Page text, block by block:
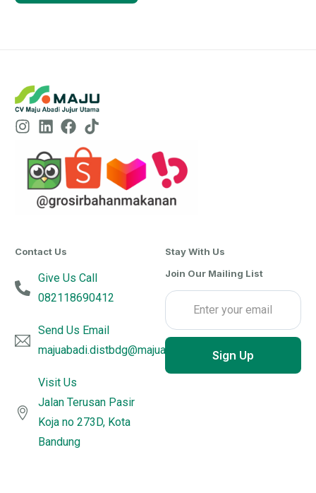
Contact Us
Give Us Call
082118690412
Send Us Email
majuabadi.distbdg@majuabadijujurutama.com
Visit Us
Jalan Terusan Pasir
Koja no 273D, Kota
Bandung
Stay With Us
Join Our Mailing List
Sign Up